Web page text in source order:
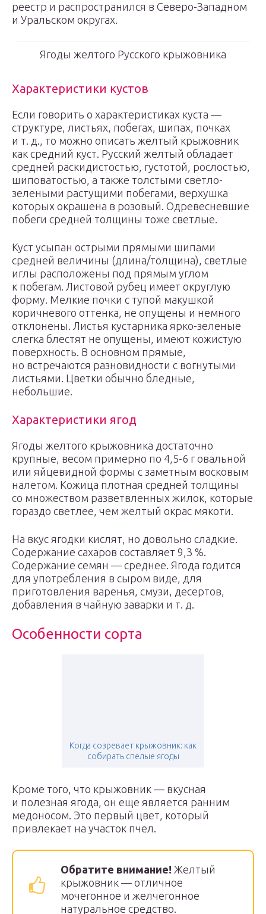
реестр и распространился в Северо-Западном
и Уральском округах.
Ягоды желтого Русского крыжовника
Характеристики кустов
Если говорить о характеристиках куста —
структуре, листьях, побегах, шипах, почках
и т. д., то можно описать желтый крыжовник
как средний куст. Русский желтый обладает
средней раскидистостью, густотой, рослостью,
шиповатостью, а также толстыми светло-
зелеными растущими побегами, верхушка
которых окрашена в розовый. Одревесневшие
побеги средней толщины тоже светлые.
Куст усыпан острыми прямыми шипами
средней величины (длина/толщина), светлые
иглы расположены под прямым углом
к побегам. Листовой рубец имеет округлую
форму. Мелкие почки с тупой макушкой
коричневого оттенка, не опущены и немного
отклонены. Листья кустарника ярко-зеленые
слегка блестят не опущены, имеют кожистую
поверхность. В основном прямые,
но встречаются разновидности с вогнутыми
листьями. Цветки обычно бледные,
небольшие.
Характеристики ягод
Ягоды желтого крыжовника достаточно
крупные, весом примерно по 4,5-6 г овальной
или яйцевидной формы с заметным восковым
налетом. Кожица плотная средней толщины
со множеством разветвленных жилок, которые
гораздо светлее, чем желтый окрас мякоти.
На вкус ягодки кислят, но довольно сладкие.
Содержание сахаров составляет 9,3 %.
Содержание семян — среднее. Ягода годится
для употребления в сыром виде, для
приготовления варенья, смузи, десертов,
добавления в чайную заварки и т. д.
Особенности сорта
Когда созревает крыжовник: как
собирать спелые ягоды
Кроме того, что крыжовник — вкусная
и полезная ягода, он еще является ранним
медоносом. Это первый цвет, который
привлекает на участок пчел.
Обратите внимание! Желтый
крыжовник — отличное
мочегонное и желчегонное
натуральное средство.